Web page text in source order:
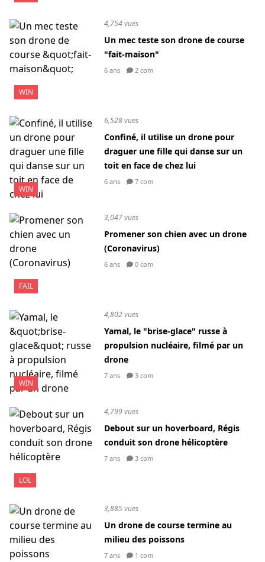
WIN
4,754 vues
Un mec teste son drone de course
"fait-maison"
6 ans 2 com
WIN
6,528 vues
Confiné, il utilise un drone pour
draguer une fille qui danse sur un
toit en face de chez lui
6 ans 7 com
FAIL
3,047 vues
Promener son chien avec un drone
(Coronavirus)
6 ans 0 com
WIN
4,802 vues
Yamal, le "brise-glace" russe à
propulsion nucléaire, filmé par un
drone
7 ans 3 com
LOL
4,799 vues
Debout sur un hoverboard, Régis
conduit son drone hélicoptère
7 ans 3 com
3,885 vues
Un drone de course termine au
milieu des poissons
7 ans 1 com